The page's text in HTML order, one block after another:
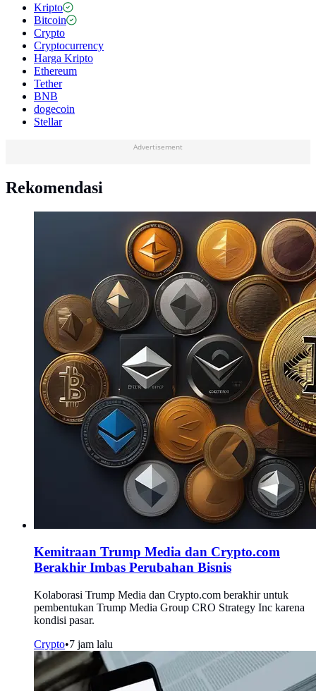
Kripto
Bitcoin
Crypto
Cryptocurrency
Harga Kripto
Ethereum
Tether
BNB
dogecoin
Stellar
Advertisement
Rekomendasi
Kemitraan Trump Media dan Crypto.com
Berakhir Imbas Perubahan Bisnis
Kolaborasi Trump Media dan Crypto.com berakhir untuk
pembentukan Trump Media Group CRO Strategy Inc karena
kondisi pasar.
Crypto•7 jam lalu